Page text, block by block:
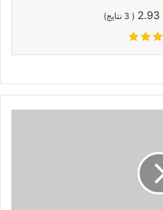
2.93
(
3 نتایج)